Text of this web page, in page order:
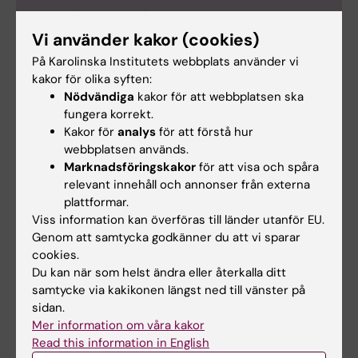
Om Björn Högberg
Professor i molekylära systems biofysik vid
institutionen för medicinsk biokemi och
biofysik
Björn Högbergär född 1975 och uppvuxen i
Sundsvall. Efter civilingenjörsexamen i teknisk
fysik vid Uppsala universitet 2000 fördjupade
han sig i supraledning vid Chalmers och blev tekn
lic 2002. Han disputerade 2007 vid
Mittuniversitetet, Sundsvall, med en avhandling
om DNA-medierade självsamlande
nanostrukturer.
2008–2010 var Björn Högberg postdoc vid
Harvard Medical School, Boston, MA, USA. Han
kom till KI och institutionen för neurovetenskap
2010. 2015 blev han docent och flyttade till
Vi använder kakor (cookies)
På Karolinska Institutets webbplats använder vi
kakor för olika syften:
Nödvändiga kakor för att webbplatsen ska
fungera korrekt.
Kakor för analys för att förstå hur
webbplatsen används.
Marknadsföringskakor för att visa och spåra
relevant innehåll och annonser från externa
plattformar.
Viss information kan överföras till länder utanför EU.
Genom att samtycka godkänner du att vi sparar
cookies.
Du kan när som helst ändra eller återkalla ditt
samtycke via kakikonen längst ned till vänster på
sidan.
Mer information om våra kakor
Read this information in English